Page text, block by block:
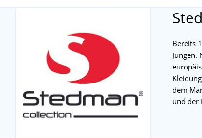
Bereits
Jungen.
dem
und der